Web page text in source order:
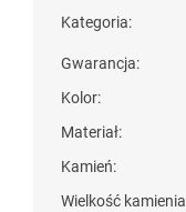
Kategoria:
Gwarancja:
Kolor:
Materiał:
Kamień:
Wielkość kamienia